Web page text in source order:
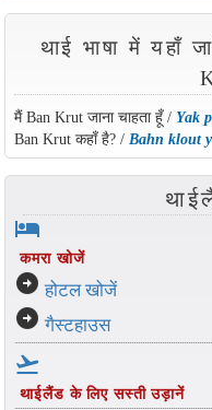
थाई भाषा में
मैं Ban Krut जाना चाहता हूँ / Yak
Ban Krut कहाँ है? / Bahn klout
hotel
कमरा खोजें
arrow_circle_right होटल खोजें
arrow_circle_right गैस्टहाउस
flight_takeoff
थाईलैंड के लिए सस्ती उड़ानें